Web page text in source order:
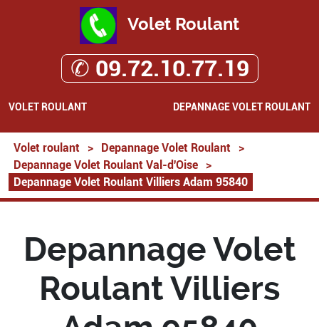
Volet Roulant
✆ 09.72.10.77.19
VOLET ROULANT DEPANNAGE VOLET ROULANT
Volet roulant > Depannage Volet Roulant
>
Depannage Volet Roulant Val-d'Oise
>
Depannage Volet Roulant Villiers Adam 95840
Depannage Volet
Roulant Villiers